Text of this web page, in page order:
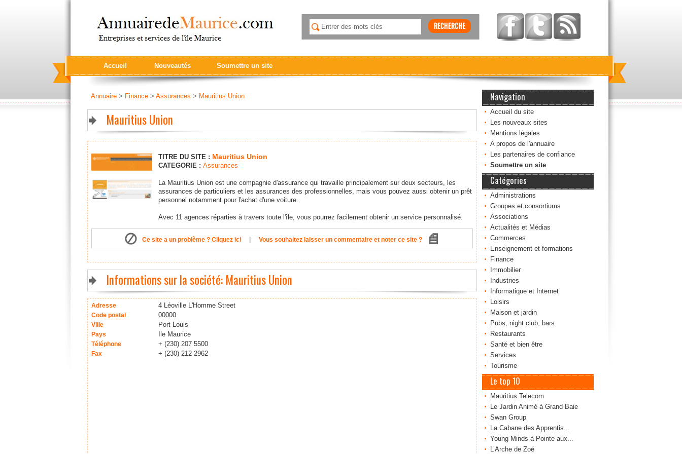
Accueil Nouveautés Soumettre un site
Navigation
Accueil du site
Les nouveaux sites
Mentions légales
A propos de l'annuaire
Les partenaires de confiance
Soumettre un site
Catégories
Administrations
Groupes et consortiums
Associations
Actualités et Médias
Commerces
Enseignement et formations
Finance
Immobilier
Industries
Informatique et Internet
Loisirs
Maison et jardin
Pubs, night club, bars
Restaurants
Santé et bien être
Services
Tourisme
Le top 10
Mauritius Telecom
Le Jardin Animé à Grand Baie
Swan Group
La Cabane des Apprentis...
Young Minds à Pointe aux...
L’Arche de Zoé
Annuaire > Finance > Assurances > Mauritius Union
Mauritius Union
TITRE DU SITE : Mauritius Union
CATEGORIE : Assurances
La Mauritius Union est une compagnie d'assurance qui travaille principalement sur deux secteurs, les
assurances de particuliers et les assurances des professionnelles, mais vous pouvez aussi obtenir un prêt
personnel notamment pour l'achat d'une voiture.
Avec 11 agences réparties à travers toute l'île, vous pourrez facilement obtenir un service personnalisé.
Ce site a un problème ? Cliquez ici Vous souhaitez laisser un commentaire et noter ce site ?
Informations sur la société: Mauritius Union
Adresse 4 Léoville L'Homme Street
Code postal 00000
Ville Port Louis
Pays Ile Maurice
Téléphone + (230) 207 5500
Fax + (230) 212 2962